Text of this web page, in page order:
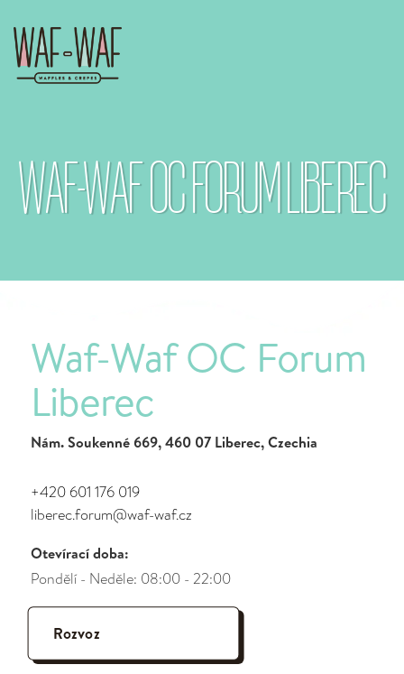
WAF-WAF OC FORUM LIBEREC
Waf-Waf OC Forum
Liberec
Nám. Soukenné 669, 460 07 Liberec, Czechia
+420 601 176 019
liberec.forum@waf-waf.cz
Otevírací doba:
Pondělí - Neděle: 08:00 - 22:00
Rozvoz